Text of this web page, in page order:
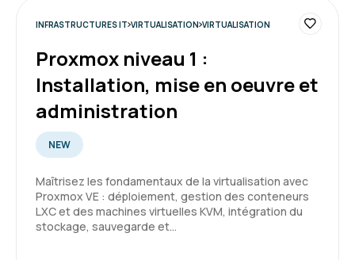
4
contenue avec beaucoup d'informations utiles.
Formation : Docker - Créer et administrer vos
Thierry D. Le 06/05/2026
Formation qui adresse parfaitement le sujet du
stage
INFRASTRUCTURES IT VIRTUALISATION VIRTUALISATION
Proxmox niveau 1 :
Installation, mise en oeuvre et
administration
NEW
Maîtrisez les fondamentaux de la virtualisation avec
Proxmox VE : déploiement, gestion des conteneurs
LXC et des machines virtuelles KVM, intégration du
stockage, sauvegarde et…